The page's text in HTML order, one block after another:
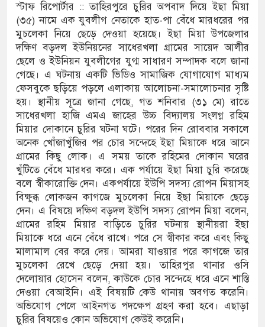
দুর্ঘটনায় আহতদের চিকিৎসা নিশ্চিতের নির্দেশ
দিবস পালিত
যেন ময়লার ভাগাড়
অব্যাহত : অস্তিত্ব সংকটে বাউসা-কেশবপুর গ্রাম
নিয়ে চলাচল
অভাবে অনিশ্চয়তায় হাওরের শত শত শিক্ষার্থীর
মাধ্যমিকেই
সম্মেলন রফিকুল ইসলামের প্রতিপক্ষের সব অভিযোগ
দিবস
সংকট চুলা জ্বলে না, পাম্পে দীর্ঘ লাইন
স্টাফ রিপোর্টার :: তাহিরপুরে চুরির অপবাদ দিয়ে ইছা মিয়া
(৩৫) নামে এক যুবলীগ নেতাকে হাত-পা বেঁধে মারধরের পর
মুচলেকা নিয়ে ছেড়ে দেওয়া হয়েছে। ইছা মিয়া উপজেলার
দক্ষিণ বড়দল ইউনিয়নের সাধেরখলা গ্রামের সায়েদ আলীর
ছেলে ও ইউনিয়ন যুবলীগের যুগ্ম সাধারণ সম্পাদক বলে জানা
গেছে। এ ঘটনায় একটি ভিডিও সামাজিক যোগাযোগ মাধ্যম
ফেসবুকে ছড়িয়ে পড়লে এলাকায় আলোচনা-সমালোচনার সৃষ্টি
হয়। স্থানীয় সূত্রে জানা গেছে, গত শনিবার (৩১ মে) রাতে
সাধেরখলা হাজি এমএ জাহের উচ্চ বিদ্যালয় সংলগ্ন রহিম
মিয়ার দোকানে চুরির ঘটনা ঘটে। পরের দিন রোববার সকালে
অনেক খোঁজাখুঁজির পর চোর সন্দেহে ইছা মিয়াকে ধরে আনে
গ্রামের কিছু লোক। এ সময় তাকে রহিমের দোকান ঘরের
খুঁটিতে বেঁধে মারধর করে। এক পর্যায়ে ইছা মিয়া চুরি করেছে
বলে স্বীকারোক্তি দেন। একপর্যায়ে ইউপি সদস্য রোপন মিয়াসহ
বিক্ষুব্ধ লোকজন কাগজে মুচলেকা নিয়ে ইছা মিয়াকে ছেড়ে
দেন। এ বিষয়ে দক্ষিণ বড়দল ইউপি সদস্য রোপন মিয়া বলেন,
গ্রামের রহিম মিয়ার বাড়িতে চুরির ঘটনায় স্থানীয়রা ইছা
মিয়াকে ধরে এনে বেঁধে রাখে। পরে সে স্বীকার করে এবং কিছু
মালামাল বের করে দেয়। আমরা যাওয়ার পরে কাগজে তার
মুচলেকা রেখে ছেড়ে দেয়া হয়। তাহিরপুর থানার ওসি
দেলোয়ার হোসেন বলেন, কাউকে চোর সন্দেহে ধরে এনে শাস্তি
দেওয়া বেআইনি। এই বিষয়টি কেউ থানায় অবগত করেনি।
অভিযোগ পেলে আইনগত পদক্ষেপ গ্রহণ করা হবে। এছাড়া
চুরির বিষয়েও কোন অভিযোগ কেউই করেনি।